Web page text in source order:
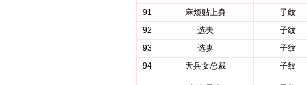
91
麻烦贴上身
子纹
92
选夫
子纹
93
选妻
子纹
94
天兵女总裁 子纹